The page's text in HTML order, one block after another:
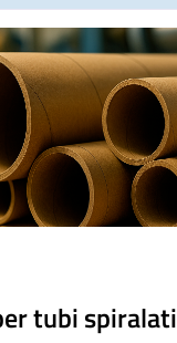
tubi spiralati